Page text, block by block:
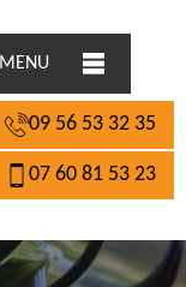
MENU
09 56 53 32 35
07 60 81 53 23